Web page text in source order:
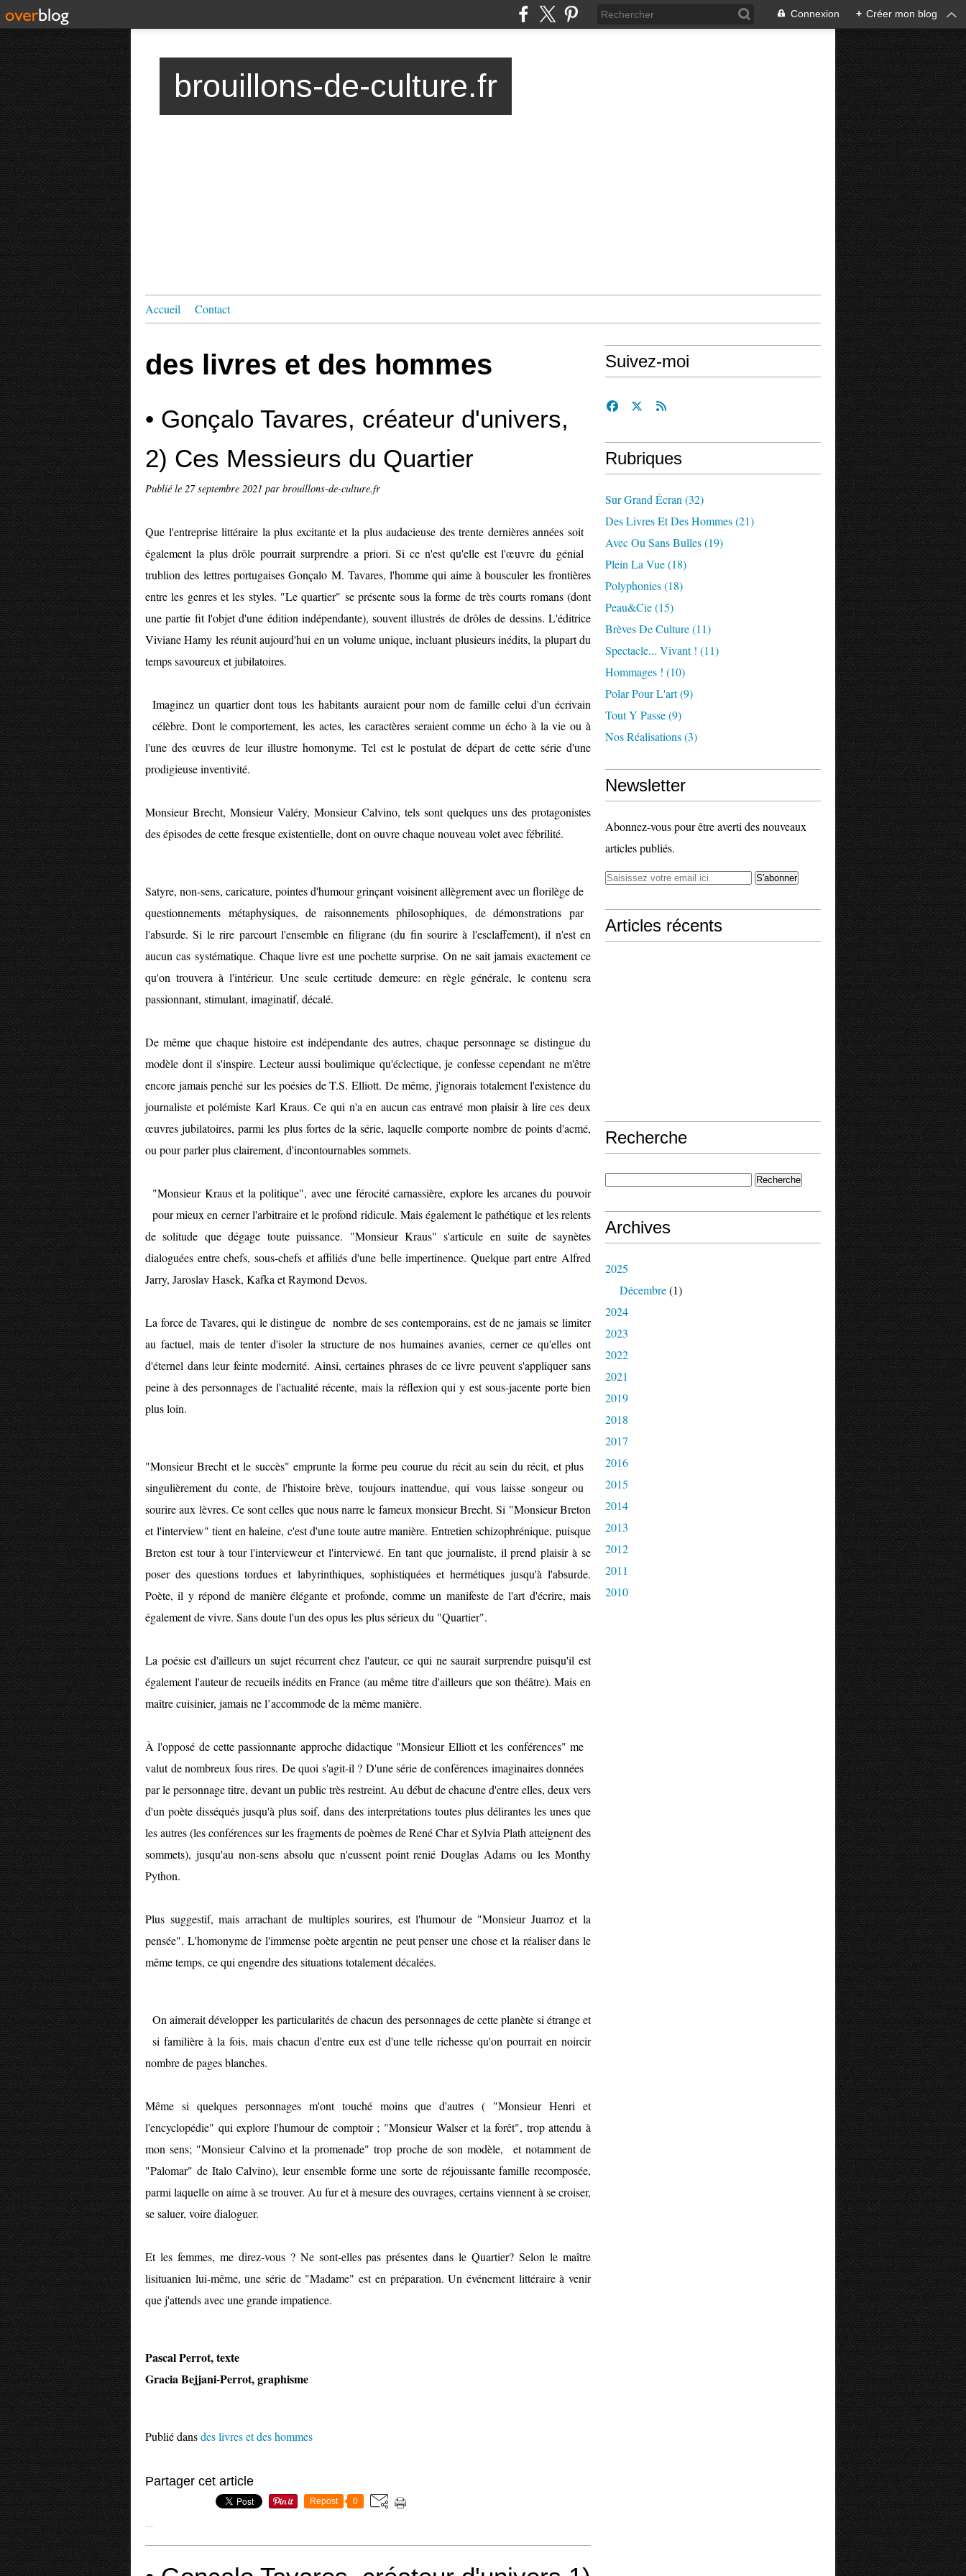
Connexion + Créer mon blog
brouillons-de-culture.fr
Accueil Contact
des livres et des hommes
• Gonçalo Tavares, créateur d'univers,
2) Ces Messieurs du Quartier
Publié le 27 septembre 2021 par brouillons-de-culture.fr
Que l'entreprise littéraire la plus excitante et la plus audacieuse des trente dernières années soit
également la plus drôle pourrait surprendre a priori. Si ce n'est qu'elle est l'œuvre du génial
trublion des lettres portugaises Gonçalo M. Tavares, l'homme qui aime à bousculer les frontières
entre les genres et les styles. "Le quartier" se présente sous la forme de très courts romans (dont
une partie fit l'objet d'une édition indépendante), souvent illustrés de drôles de dessins. L'éditrice
Viviane Hamy les réunit aujourd'hui en un volume unique, incluant plusieurs inédits, la plupart du
temps savoureux et jubilatoires.
Imaginez un quartier dont tous les habitants auraient pour nom de famille celui d'un écrivain
célèbre. Dont le comportement, les actes, les caractères seraient comme un écho à la vie ou à
l'une des œuvres de leur illustre homonyme. Tel est le postulat de départ de cette série d'une
prodigieuse inventivité.
Monsieur Brecht, Monsieur Valéry, Monsieur Calvino, tels sont quelques uns des protagonistes
des épisodes de cette fresque existentielle, dont on ouvre chaque nouveau volet avec fébrilité.
Satyre, non-sens, caricature, pointes d'humour grinçant voisinent allègrement avec un florilège de
questionnements métaphysiques, de raisonnements philosophiques, de démonstrations par
l'absurde. Si le rire parcourt l'ensemble en filigrane (du fin sourire à l'esclaffement), il n'est en
aucun cas systématique. Chaque livre est une pochette surprise. On ne sait jamais exactement ce
qu'on trouvera à l'intérieur. Une seule certitude demeure: en règle générale, le contenu sera
passionnant, stimulant, imaginatif, décalé.
De même que chaque histoire est indépendante des autres, chaque personnage se distingue du
modèle dont il s'inspire. Lecteur aussi boulimique qu'éclectique, je confesse cependant ne m'être
encore jamais penché sur les poésies de T.S. Elliott. De même, j'ignorais totalement l'existence du
journaliste et polémiste Karl Kraus. Ce qui n'a en aucun cas entravé mon plaisir à lire ces deux
œuvres jubilatoires, parmi les plus fortes de la série, laquelle comporte nombre de points d'acmé,
ou pour parler plus clairement, d'incontournables sommets.
"Monsieur Kraus et la politique", avec une férocité carnassière, explore les arcanes du pouvoir
pour mieux en cerner l'arbitraire et le profond ridicule. Mais également le pathétique et les relents
de solitude que dégage toute puissance. "Monsieur Kraus" s'articule en suite de saynètes
dialoguées entre chefs, sous-chefs et affiliés d'une belle impertinence. Quelque part entre Alfred
Jarry, Jaroslav Hasek, Kafka et Raymond Devos.
La force de Tavares, qui le distingue de nombre de ses contemporains, est de ne jamais se limiter
au factuel, mais de tenter d'isoler la structure de nos humaines avanies, cerner ce qu'elles ont
d'éternel dans leur feinte modernité. Ainsi, certaines phrases de ce livre peuvent s'appliquer sans
peine à des personnages de l'actualité récente, mais la réflexion qui y est sous-jacente porte bien
plus loin.
"Monsieur Brecht et le succès" emprunte la forme peu courue du récit au sein du récit, et plus
singulièrement du conte, de l'histoire brève, toujours inattendue, qui vous laisse songeur ou
sourire aux lèvres. Ce sont celles que nous narre le fameux monsieur Brecht. Si "Monsieur Breton
et l'interview" tient en haleine, c'est d'une toute autre manière. Entretien schizophrénique, puisque
Breton est tour à tour l'intervieweur et l'interviewé. En tant que journaliste, il prend plaisir à se
poser des questions tordues et labyrinthiques, sophistiquées et hermétiques jusqu'à l'absurde.
Poète, il y répond de manière élégante et profonde, comme un manifeste de l'art d'écrire, mais
également de vivre. Sans doute l'un des opus les plus sérieux du "Quartier".
La poésie est d'ailleurs un sujet récurrent chez l'auteur, ce qui ne saurait surprendre puisqu'il est
également l'auteur de recueils inédits en France (au même titre d'ailleurs que son théâtre). Mais en
maître cuisinier, jamais ne l’accommode de la même manière.
À l'opposé de cette passionnante approche didactique "Monsieur Elliott et les conférences" me
valut de nombreux fous rires. De quoi s'agit-il ? D'une série de conférences imaginaires données
par le personnage titre, devant un public très restreint. Au début de chacune d'entre elles, deux vers
d'un poète disséqués jusqu'à plus soif, dans des interprétations toutes plus délirantes les unes que
les autres (les conférences sur les fragments de poèmes de René Char et Sylvia Plath atteignent des
sommets), jusqu'au non-sens absolu que n'eussent point renié Douglas Adams ou les Monthy
Python.
Plus suggestif, mais arrachant de multiples sourires, est l'humour de "Monsieur Juarroz et la
pensée". L'homonyme de l'immense poète argentin ne peut penser une chose et la réaliser dans le
même temps, ce qui engendre des situations totalement décalées.
On aimerait développer les particularités de chacun des personnages de cette planète si étrange et
si familière à la fois, mais chacun d'entre eux est d'une telle richesse qu'on pourrait en noircir
nombre de pages blanches.
Même si quelques personnages m'ont touché moins que d'autres ( "Monsieur Henri et
l'encyclopédie" qui explore l'humour de comptoir ; "Monsieur Walser et la forêt", trop attendu à
mon sens; "Monsieur Calvino et la promenade" trop proche de son modèle, et notamment de
"Palomar" de Italo Calvino), leur ensemble forme une sorte de réjouissante famille recomposée,
parmi laquelle on aime à se trouver. Au fur et à mesure des ouvrages, certains viennent à se croiser,
se saluer, voire dialoguer.
Et les femmes, me direz-vous ? Ne sont-elles pas présentes dans le Quartier? Selon le maître
lisituanien lui-même, une série de "Madame" est en préparation. Un événement littéraire à venir
que j'attends avec une grande impatience.
Pascal Perrot, texte
Gracia Bejjani-Perrot, graphisme
Publié dansdes livres et des hommes
Partager cet article
Repost 0
…
Suivez-moi
Rubriques
Sur Grand Écran (32)
Des Livres Et Des Hommes(21)
Avec Ou Sans Bulles(19)
Plein La Vue(18)
Polyphonies(18)
Peau&cie(15)
Brèves De Culture(11)
Spectacle... Vivant ! (11)
Hommages ! (10)
Polar Pour L'art(9)
Tout Y Passe(9)
Nos Réalisations(3)
Newsletter
Abonnez-vous pour être averti des nouveaux
articles publiés.
Articles récents
Recherche
Archives
2025
Décembre(1)
2024
2023
2022
2021
2019
2018
2017
2016
2015
2014
2013
2012
2011
2010